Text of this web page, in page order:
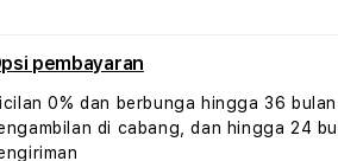
Hiburan
Konten
Video
Konten
Video
pembayaran
0% dan berbunga hingga 36
di cabang, dan hingga 24